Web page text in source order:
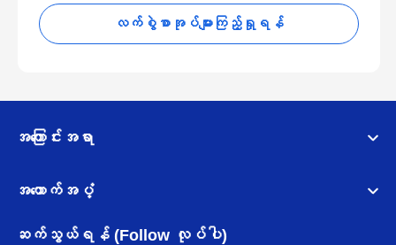
လက်စွဲစာအုပ်များကြည့်ရှုရန်
အကြောင်းအရာ
အထောက်အပံ့
ဆက်သွယ်ရန် (Follow လုပ်ပါ)